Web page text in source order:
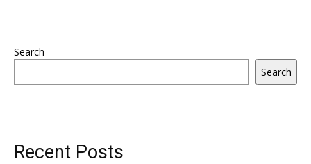
Search
Search
Recent Posts